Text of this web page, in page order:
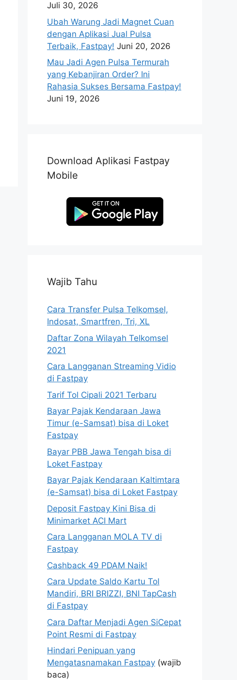
Juli 30, 2026
Ubah Warung Jadi Magnet Cuan
dengan Aplikasi Jual Pulsa
Terbaik, Fastpay! Juni 20, 2026
Mau Jadi Agen Pulsa Termurah
yang Kebanjiran Order? Ini
Rahasia Sukses Bersama Fastpay!
Juni 19, 2026
Download Aplikasi Fastpay
Mobile
Wajib Tahu
Cara Transfer Pulsa Telkomsel,
Indosat, Smartfren, Tri, XL
Daftar Zona Wilayah Telkomsel
2021
Cara Langganan Streaming Vidio
di Fastpay
Tarif Tol Cipali 2021 Terbaru
Bayar Pajak Kendaraan Jawa
Timur (e-Samsat) bisa di Loket
Fastpay
Bayar PBB Jawa Tengah bisa di
Loket Fastpay
Bayar Pajak Kendaraan Kaltimtara
(e-Samsat) bisa di Loket Fastpay
Deposit Fastpay Kini Bisa di
Minimarket ACI Mart
Cara Langganan MOLA TV di
Fastpay
Cashback 49 PDAM Naik!
Cara Update Saldo Kartu Tol
Mandiri, BRI BRIZZI, BNI TapCash
di Fastpay
Cara Daftar Menjadi Agen SiCepat
Point Resmi di Fastpay
Hindari Penipuan yang
Mengatasnamakan Fastpay (wajib
baca)